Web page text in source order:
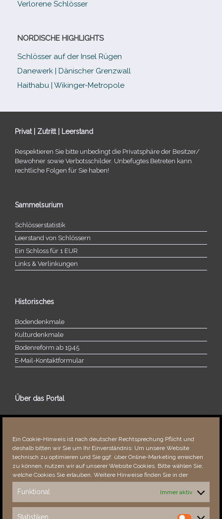
Ein Cookie-Hinweis ist nach deutscher Rechtsprechung Pflicht und
deshalb bitten wir Sie um Ihr Einverständnis: Um unsere Website
technisch zu optimieren und Sie ggf. über Online-Marketing erreichen
zu können, nutzen wir auf unserer Website Cookies. Bitte wählen Sie,
welche Cookies Sie erlauben. Weitere Hinweise finden Sie in der
Funktional Immer aktiv
Statistiken
Verlorene Schlösser
NORDISCHE HIGHLIGHTS
Schlösser auf der Insel Rügen
Danewerk | Dänischer Grenzwall
Haithabu | Wikinger-Metropole
Privat | Zutritt | Leerstand
Respektieren Sie bitte unbe­dingt die Privatsphäre der Besitzer/​
Bewohner sowie Verbotsschilder. Unbefugtes Betreten kann
recht­li­che Folgen für Sie haben!
Sammelsurium
Schlösserstatistik
Leerstand von Schlössern
Ein Schloss für 1 EUR
Links & Verlinkungen
Historisches
Bodendenkmale
Kulturdenkmale
Bodenreform ab 1945
E‑Mail-​​Kontaktformular
Über das Portal
Über dieses Portal
Fehler bemerkt?
Besucher seit 08/​2021